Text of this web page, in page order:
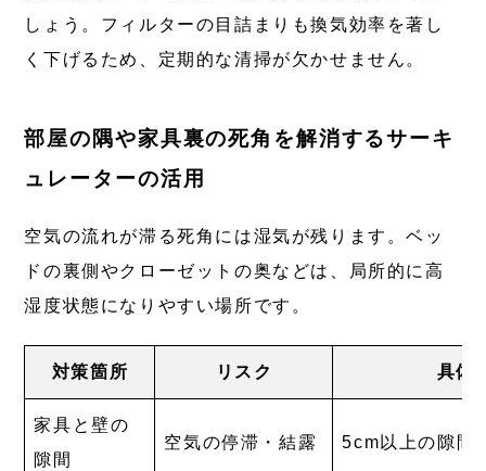
しょう。フィルターの目詰まりも換気効率を著し
く下げるため、定期的な清掃が欠かせません。
部屋の隅や家具裏の死角を解消するサーキ
ュレーターの活用
空気の流れが滞る死角には湿気が残ります。ベッ
ドの裏側やクローゼットの奥などは、局所的に高
湿度状態になりやすい場所です。
対策箇所 リスク 具体
家具と壁の
隙間
空気の停滞・結露 5cm以上の隙間